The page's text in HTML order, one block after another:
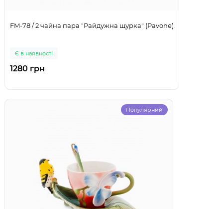
FM-78 / 2 чайна пара "Райдужна щурка" (Pavone)
Є в наявності
1280 грн
Популярний